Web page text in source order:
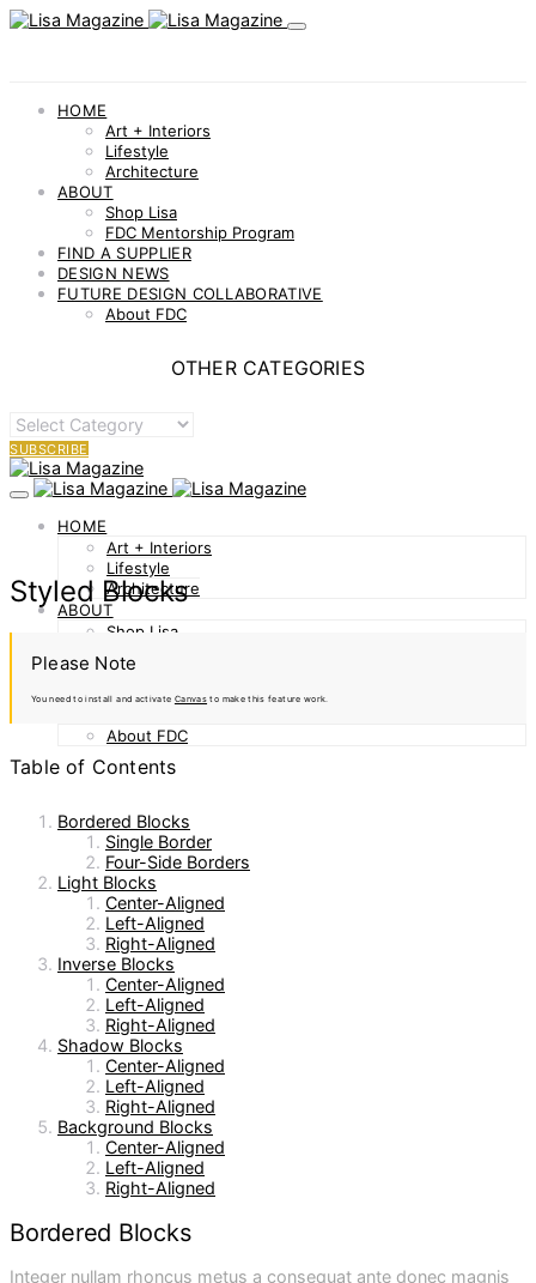
HOME
Art + Interiors
Lifestyle
Architecture
ABOUT
Shop Lisa
FDC Mentorship Program
FIND A SUPPLIER
DESIGN NEWS
FUTURE DESIGN COLLABORATIVE
About FDC
OTHER CATEGORIES
OTHER
CATEGORIES
SUBSCRIBE
HOME
Art + Interiors
Lifestyle
Architecture
ABOUT
Shop Lisa
FDC Mentorship Program
FIND A SUPPLIER
DESIGN NEWS
About FDC
Styled Blocks
Please Note
You need to install and activate Canvas to make this feature work.
Table of Contents
Bordered Blocks
Single Border
Four-Side Borders
Light Blocks
Center-Aligned
Left-Aligned
Right-Aligned
Inverse Blocks
Center-Aligned
Left-Aligned
Right-Aligned
Shadow Blocks
Center-Aligned
Left-Aligned
Right-Aligned
Background Blocks
Center-Aligned
Left-Aligned
Right-Aligned
Bordered Blocks
Integer nullam rhoncus metus a consequat ante donec magnis